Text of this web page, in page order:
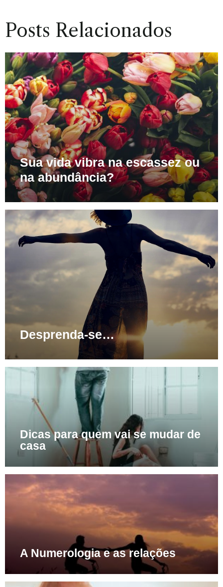
Posts Relacionados
Sua vida vibra na escassez ou
na abundância?
Desprenda-se…
Dicas para quem vai se mudar de
casa
A Numerologia e as relações